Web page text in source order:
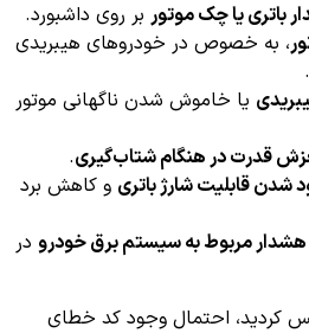
باتری یا چک موتور بر روی داشبورد.
، به خصوص در خودروهای هیبریدی
یا خاموش شدن ناگهانی موتور
قدرت در هنگام شتاب‌گیری.
قابلیت شارژ باتری و کاهش برد
مربوط به سیستم برق خودرو در
کردید، احتمال وجود کد خطای